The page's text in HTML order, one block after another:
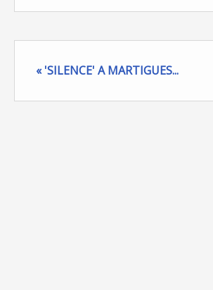
« 'SILENCE' A MARTIGUES...